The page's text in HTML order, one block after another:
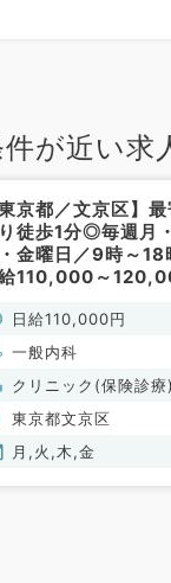
が近い求
東京都／文京区】
徒歩1分◎毎週月
金曜日／9時～
110,000～
内科／非常勤）
日給110,000円
一般内科
クリニック(保険診療)
東京都文京区
月,火,木,金